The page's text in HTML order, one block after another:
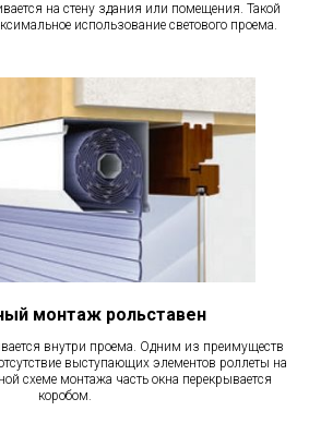
на стену здания или помещения. Такой
использование светового проема.
монтаж рольставен
внутри проема. Одним из преимуществ
выступающих элементов роллеты на
схеме монтажа часть окна перекрывается
коробом.